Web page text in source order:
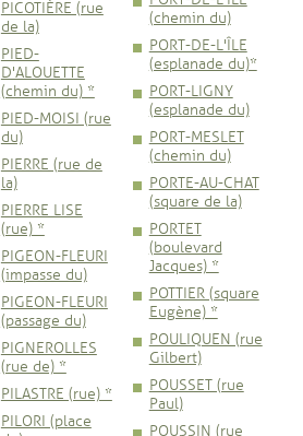
PICOTIÈRE (rue
de la)
PIED-
D'ALOUETTE
(chemin du) *
PIED-MOISI (rue
du)
PIERRE (rue de
la)
PIERRE LISE
(rue) *
PIGEON-FLEURI
(impasse du)
PIGEON-FLEURI
(passage du)
PIGNEROLLES
(rue de) *
PILASTRE (rue) *
PILORI (place
(chemin du)
PORT-DE-L'ÎLE
(esplanade du)*
PORT-LIGNY
(esplanade du)
PORT-MESLET
(chemin du)
PORTE-AU-CHAT
(square de la)
PORTET
(boulevard
Jacques) *
POTTIER (square
Eugène) *
POULIQUEN (rue
Gilbert)
POUSSET (rue
Paul)
POUSSIN (rue